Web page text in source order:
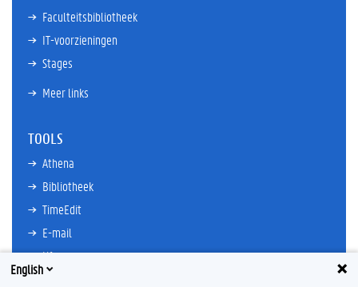
Faculteitsbibliotheek
IT-voorzieningen
Stages
Meer links
TOOLS
Athena
Bibliotheek
TimeEdit
E-mail
Ufora
Oasis
English